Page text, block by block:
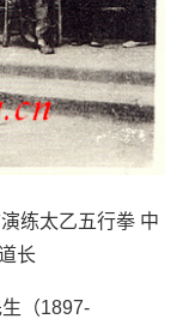
练太乙五行拳 中
长
（1897-